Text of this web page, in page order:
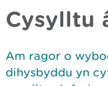
Cysylltu
Am ragor o
dihysbyddu yn